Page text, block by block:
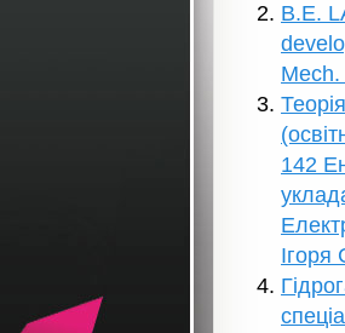
B.E.
142
Ігоря